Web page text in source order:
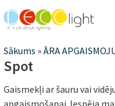
Jūs
atrodaties
šeit
Sākums »ĀRA
Spot
Gaismekļi ar šauru vai
apgaismošanai. Iespēja